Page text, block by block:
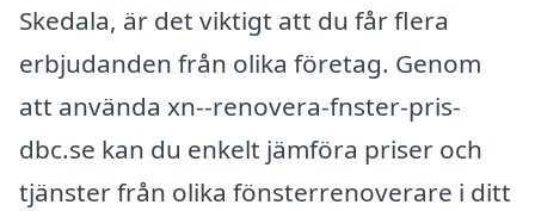
Skedala, är det viktigt att du får flera
erbjudanden från olika företag. Genom
att använda xn--renovera-fnster-pris-
dbc.se kan du enkelt jämföra priser och
tjänster från olika fönsterrenoverare i ditt